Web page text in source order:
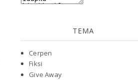
TEMA
Cerpen
Fiksi
Give Away